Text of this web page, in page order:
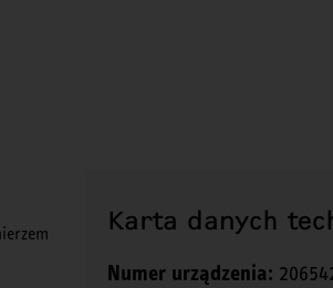
Karta danych
Numer urządzenia: